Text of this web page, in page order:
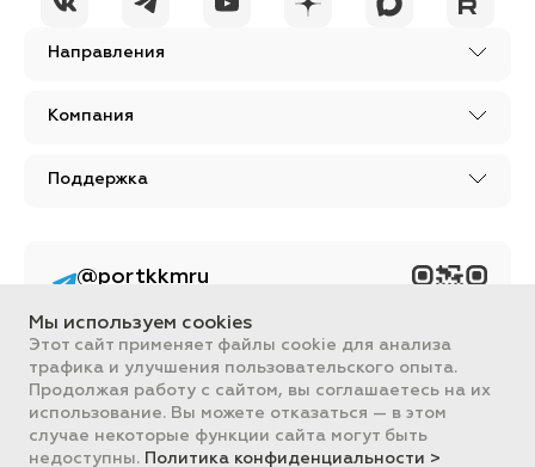
Направления
Компания
Поддержка
Вся информация, размещенная на сайте, носит ознакомительный
характер и не является публичной офертой, определяемой
положениями Статьи 437 ГК РФ.
Все цены на сайте указаны с НДС. ООО "ПОРТ" ИНН 2461018892,
ОГРН 1022401953496
@portkkmru
контент PORT - бизнес
портал
Мы используем cookies
Этот сайт применяет файлы cookie для анализа
трафика и улучшения пользовательского опыта.
Продолжая работу с сайтом, вы соглашаетесь на их
использование. Вы можете отказаться — в этом
случае некоторые функции сайта могут быть
недоступны. Политика конфиденциальности >